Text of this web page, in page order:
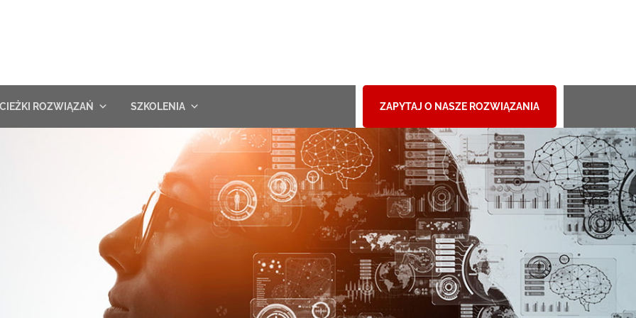
ROZWIĄZAŃ SZKOLENIA ZAPYTAJ O NASZE ROZWIĄZANIA